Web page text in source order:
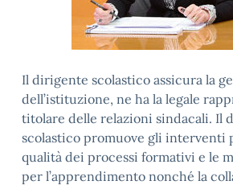
Il dirigente scolastico assicura la
dell’istituzione, ne ha la legale
titolare delle relazioni sindacali. Il
scolastico promuove gli interventi
qualità dei processi formativi e le
per l’apprendimento nonché la